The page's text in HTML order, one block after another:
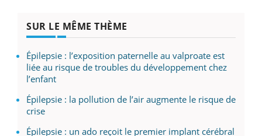
SUR LE MÊME THÈME
Épilepsie : l’exposition paternelle au valproate est
liée au risque de troubles du développement chez
l’enfant
Épilepsie : la pollution de l’air augmente le risque de
crise
Épilepsie : un ado reçoit le premier implant cérébral